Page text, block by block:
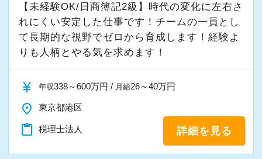
多くのインターン生を育成した実績があります
ので、安心して仲間と一緒に働く楽しさと自分
の成⻑を日々実感して頂けると思います。
したい」「こういうサービスを提供したい」と
ます。
新しい扉を開けるのはとても勇気がいることで
すが、輝ける未来のために一歩を踏み出して一
【未経験OK/日商簿記2級】時代の変化に左右さ
れにくい安定した仕事です！チームの一員とし
て⻑期的な視野でゼロから育成します！経験よ
りも人柄とやる気を求めます！
currency_yen 年収338～600万円 / 月給26～40万円
place 東京都港区
content_paste 税理士法人 詳細を見る